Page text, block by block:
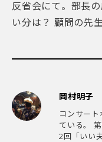
反省会にて。部長
い分は？ 顧問の先
岡村明子
コンサー
ている。
2回「いい